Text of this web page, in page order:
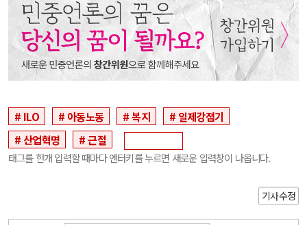
ILO 아동노동 복지
일제강점기
산업혁명
근절
태그를 한개 입력할 때마다 엔터키를 누르면 새로운 입력창이 나옵니다.
기사수정